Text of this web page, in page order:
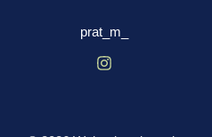
prat_m_